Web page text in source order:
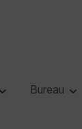
Bureau